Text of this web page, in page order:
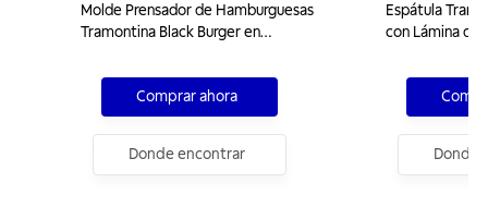
Molde Prensador de Hamburguesas
Tramontina Black Burger en
Aluminio
Comprar ahora
Donde encontrar
Espátula
con Lámina de
Donde